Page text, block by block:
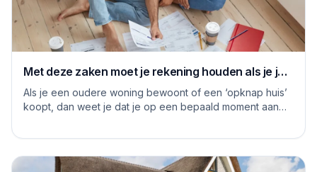
Met deze zaken moet je rekening houden als je je
huis grondig gaat renoveren
Als je een oudere woning bewoont of een ‘opknap huis’
koopt, dan weet je dat je op een bepaald moment aan